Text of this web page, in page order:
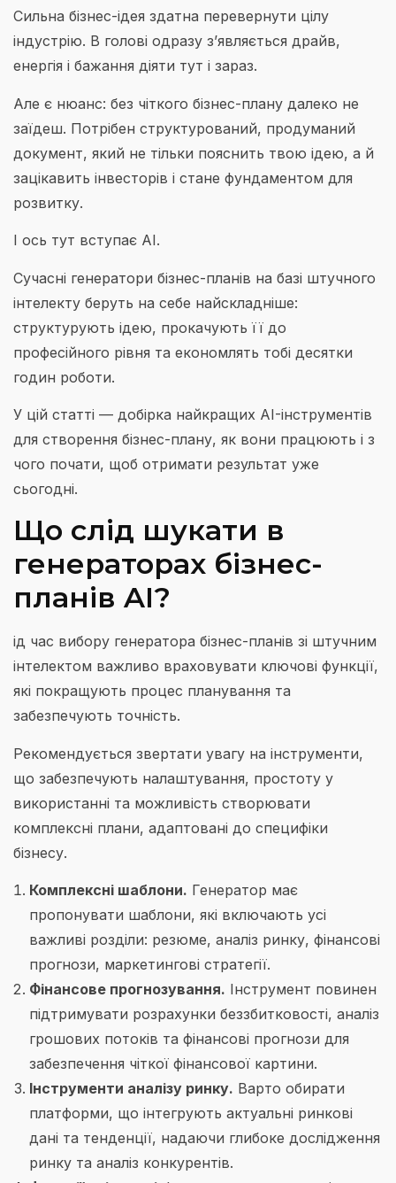
Сильна бізнес-ідея здатна перевернути цілу
індустрію. В голові одразу з’являється драйв,
енергія і бажання діяти тут і зараз.
Але є нюанс: без чіткого бізнес-плану далеко не
заїдеш. Потрібен структурований, продуманий
документ, який не тільки пояснить твою ідею, а й
зацікавить інвесторів і стане фундаментом для
розвитку.
І ось тут вступає AI.
Сучасні генератори бізнес-планів на базі штучного
інтелекту беруть на себе найскладніше:
структурують ідею, прокачують її до
професійного рівня та економлять тобі десятки
годин роботи.
У цій статті — добірка найкращих AI-інструментів
для створення бізнес-плану, як вони працюють і з
чого почати, щоб отримати результат уже
сьогодні.
Що слід шукати в
генераторах бізнес-
планів AI?
ід час вибору генератора бізнес-планів зі штучним
інтелектом важливо враховувати ключові функції,
які покращують процес планування та
забезпечують точність.
Рекомендується звертати увагу на інструменти,
що забезпечують налаштування, простоту у
використанні та можливість створювати
комплексні плани, адаптовані до специфіки
бізнесу.
Комплексні шаблони. Генератор має
пропонувати шаблони, які включають усі
важливі розділи: резюме, аналіз ринку, фінансові
прогнози, маркетингові стратегії.
Фінансове прогнозування. Інструмент повинен
підтримувати розрахунки беззбитковості, аналіз
грошових потоків та фінансові прогнози для
забезпечення чіткої фінансової картини.
Інструменти аналізу ринку. Варто обирати
платформи, що інтегрують актуальні ринкові
дані та тенденції, надаючи глибоке дослідження
ринку та аналіз конкурентів.